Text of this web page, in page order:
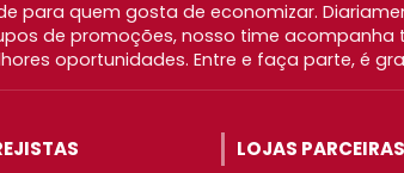
para quem gosta de economizar.
de promoções, nosso time
oportunidades. Entre e faça parte, é
LOJAS PARCEIRAS